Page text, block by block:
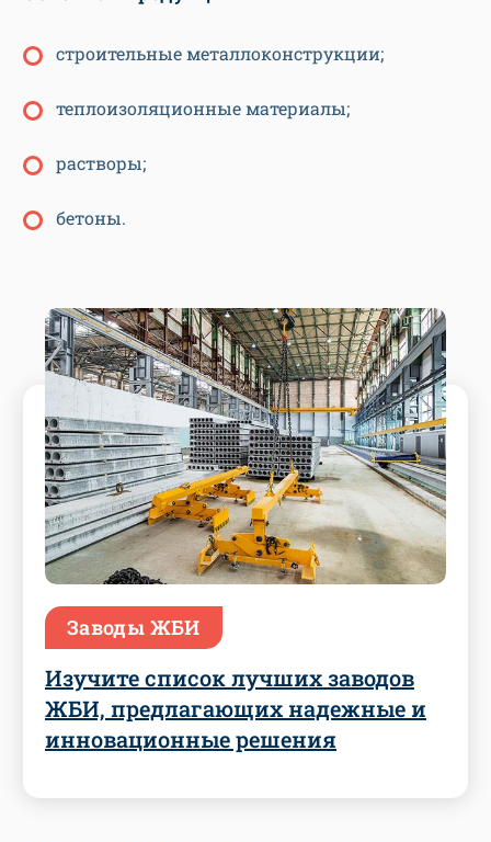
строительные металлоконструкции;
теплоизоляционные материалы;
растворы;
бетоны.
Заводы ЖБИ
Изучите список лучших заводов
ЖБИ, предлагающих надежные и
инновационные решения